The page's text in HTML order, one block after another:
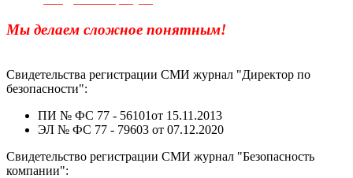
Мы делаем сложное понятным!
Свидетельства регистрации СМИ журнал "Директор по
безопасности":
ПИ № ФС 77 - 56101от 15.11.2013
ЭЛ № ФС 77 - 79603 от 07.12.2020
Свидетельство регистрации СМИ журнал "Безопасность
компании":